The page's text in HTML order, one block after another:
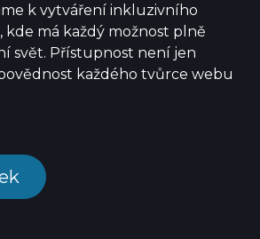
k vytváření inkluzivního
má každý možnost plně
svět. Přístupnost není jen
každého tvůrce webu